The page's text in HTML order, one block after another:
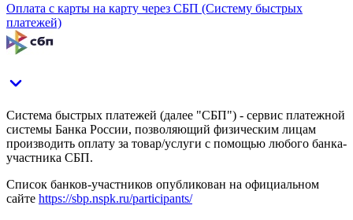
Оплата с карты на карту через СБП (Систему быстрых
платежей)
Система быстрых платежей (далее "СБП") - сервис платежной
системы Банка России, позволяющий физическим лицам
производить оплату за товар/услуги с помощью любого банка-
участника СБП.
Список банков-участников опубликован на официальном
сайте https://sbp.nspk.ru/participants/